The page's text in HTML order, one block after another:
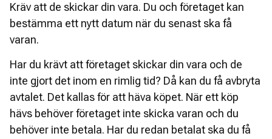
Kräv att de skickar din vara. Du och företaget kan
bestämma ett nytt datum när du senast ska få
varan.
Har du krävt att företaget skickar din vara och de
inte gjort det inom en rimlig tid? Då kan du få avbryta
avtalet. Det kallas för att häva köpet. När ett köp
hävs behöver företaget inte skicka varan och du
behöver inte betala. Har du redan betalat ska du få